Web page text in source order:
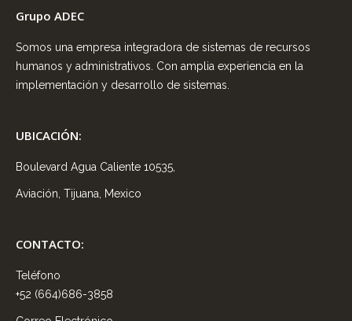
Grupo ADEC
Somos una empresa integradora de sistemas de recursos
humanos y administrativos. Con amplia experiencia en la
implementación y desarrollo de sistemas.
UBICACIÓN:
Boulevard Agua Caliente 10535,
Aviación, Tijuana, Mexico
CONTACTO:
Teléfono
+52 (664)686-3858